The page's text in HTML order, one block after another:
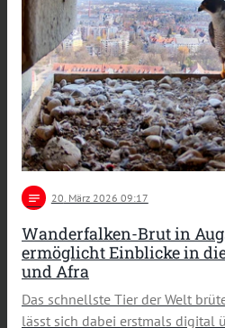
notes 20 . März 2026 09:17
Wanderfalken-Brut in
ermöglicht Einblicke in
und Afra
Das schnellste Tier der Welt
lässt sich dabei erstmals digital